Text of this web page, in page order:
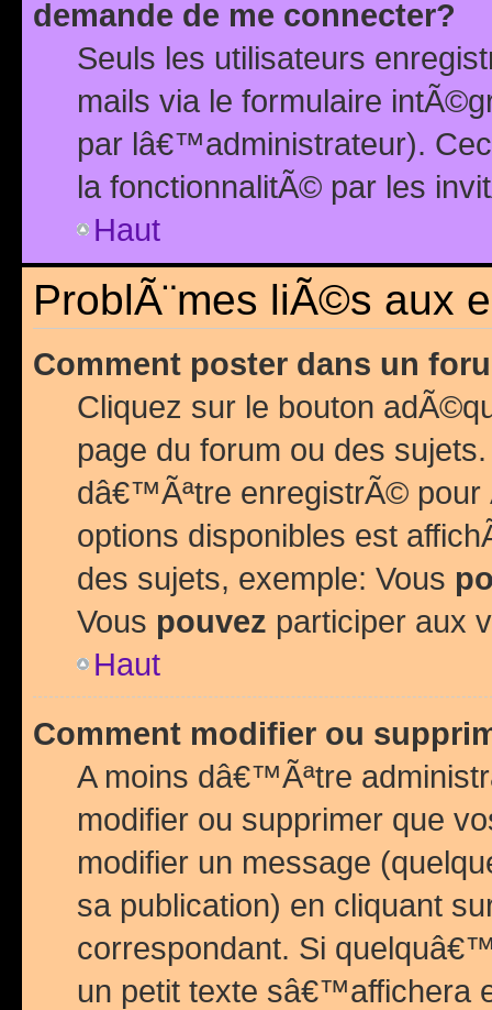
demande de me connecter?
Seuls les utilisateurs
mails via le formulaire
par lâ€™administrateur).
la fonctionnalitÃ© par les
Haut
ProblÃ¨mes liÃ©s aux
Comment poster dans un
Cliquez sur le bouton
page du forum ou des
dâ€™Ãªtre enregistrÃ©
options disponibles est
des sujets, exemple: Vous
Vous pouvez participer aux
Haut
Comment modifier ou
A moins dâ€™Ãªtre
modifier ou supprimer que
modifier un message
sa publication) en cliquant
correspondant. Si
un petit texte sâ€™affichera